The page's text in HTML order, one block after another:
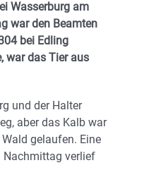
Wasserburg am
war den Beamten
bei Edling
war das Tier aus
und der Halter
aber das Kalb war
gelaufen. Eine
Nachmittag verlief